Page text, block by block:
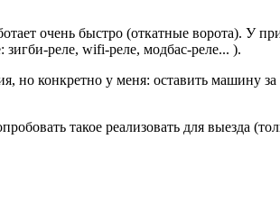
очень быстро (откатные ворота). У
реле, wifi-реле, модбас-реле... ).
но конкретно у меня: оставить машину
такое реализовать для выезда